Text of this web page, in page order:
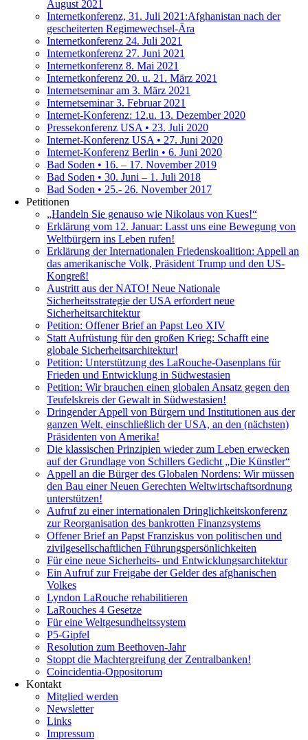
August 2021
Internetkonferenz, 31. Juli 2021:Afghanistan nach der
gescheiterten Regimewechsel-Ära
Internetkonferenz 24. Juli 2021
Internetkonferenz 27. Juni 2021
Internetkonferenz 8. Mai 2021
Internetkonferenz 20. u. 21. März 2021
Internetseminar am 3. März 2021
Internetseminar 3. Februar 2021
Internet-Konferenz: 12.u. 13. Dezember 2020
Pressekonferenz USA • 23. Juli 2020
Internet-Konferenz USA • 27. Juni 2020
Internet-Konferenz Berlin • 6. Juni 2020
Bad Soden • 16. – 17. November 2019
Bad Soden • 30. Juni – 1. Juli 2018
Bad Soden • 25.- 26. November 2017
Petitionen
„Handeln Sie genauso wie Nikolaus von Kues!“
Erklärung vom 12. Januar: Lasst uns eine Bewegung von
Weltbürgern ins Leben rufen!
Erklärung der Internationalen Friedenskoalition: Appell an
das amerikanische Volk, Präsident Trump und den US-
Kongreß!
Austritt aus der NATO! Neue Nationale
Sicherheitsstrategie der USA erfordert neue
Sicherheitsarchitektur
Petition: Offener Brief an Papst Leo XIV
Statt Aufrüstung für den großen Krieg: Schafft eine
globale Sicherheitsarchitektur!
Petition: Unterstützung des LaRouche-Oasenplans für
Frieden und Entwicklung in Südwestasien
Petition: Wir brauchen einen globalen Ansatz gegen den
Teufelskreis der Gewalt in Südwestasien!
Dringender Appell von Bürgern und Institutionen aus der
ganzen Welt, einschließlich der USA, an den (nächsten)
Präsidenten von Amerika!
Die klassischen Prinzipien wieder zum Leben erwecken
auf der Grundlage von Schillers Gedicht „Die Künstler“
Appell an die Bürger des Globalen Nordens: Wir müssen
den Bau einer Neuen Gerechten Weltwirtschaftsordnung
unterstützen!
Aufruf zu einer internationalen Dringlichkeitskonferenz
zur Reorganisation des bankrotten Finanzsystems
Offener Brief an Papst Franziskus von politischen und
zivilgesellschaftlichen Führungspersönlichkeiten
Für eine neue Sicherheits- und Entwicklungsarchitektur
Ein Aufruf zur Freigabe der Gelder des afghanischen
Volkes
Lyndon LaRouche rehabilitieren
LaRouches 4 Gesetze
Für eine Weltgesundheitssystem
P5-Gipfel
Resolution zum Beethoven-Jahr
Stoppt die Machtergreifung der Zentralbanken!
Coincidentia-Oppositorum
Kontakt
Mitglied werden
Newsletter
Links
Impressum